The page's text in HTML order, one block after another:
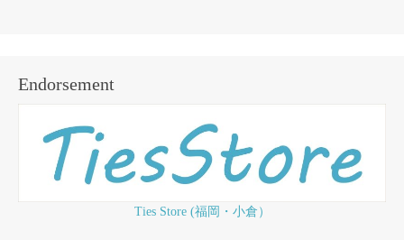
Endorsement
Ties Store (福岡・小倉）